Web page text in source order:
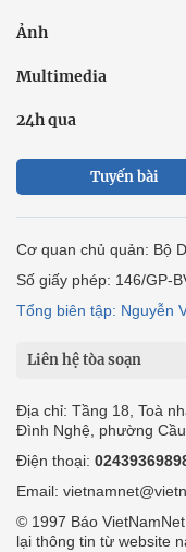
Ảnh
Multimedia
24h qua
Tuyến bài
Cơ quan chủ quản: Bộ
Số giấy phép: 146/GP-
Tổng biên tập: Nguyễn
Liên hệ tòa soạn
Địa chỉ: Tầng 18, Toà
Đình Nghệ, phường Cầu
Điện thoại:
Email:
© 1997 Báo
lại thông tin từ website